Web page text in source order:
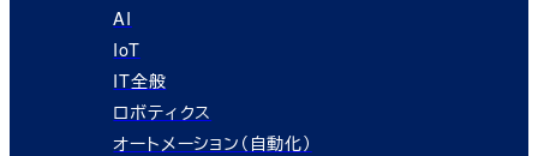
AI
IoT
IT全般
ロボティクス
オートメーション（自動化）